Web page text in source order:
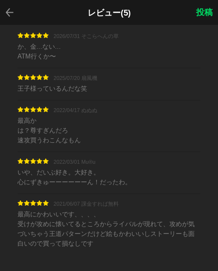
レビュー(5)
戻る
投稿
2026/07/31 そこらへんの草
か、金...ない...
ATM行くか〜
2025/07/20 扇風機
王子様っているんだな笑
2022/04/17 ぬぬぬ
最高か
は？尊すぎんだろ
速攻買うわこんなもん
2022/03/01 Mu®︎u
いや、だいぶ好き。大好き。
心にずきゅーーーーーーん！だったわ。
2021/06/07 課金すれば無料
最高にかわいいです、、、、
受けが攻めに懐いてるところからライバルが現れて、攻めが気
づいちゃう王道パターンだけど絵もかわいいしストーリーも面
白いので買って損なしです